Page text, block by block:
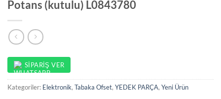
Potans (kutulu) L0843780
SIPARIŞ VER
Kategoriler: Elektronik, Tabaka Ofset, YEDEK PARÇA, Yeni Ürün